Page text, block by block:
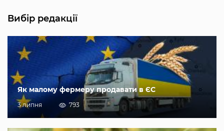
Вибір редакції
Як малому фермеру продавати в ЄС
3 липня 793